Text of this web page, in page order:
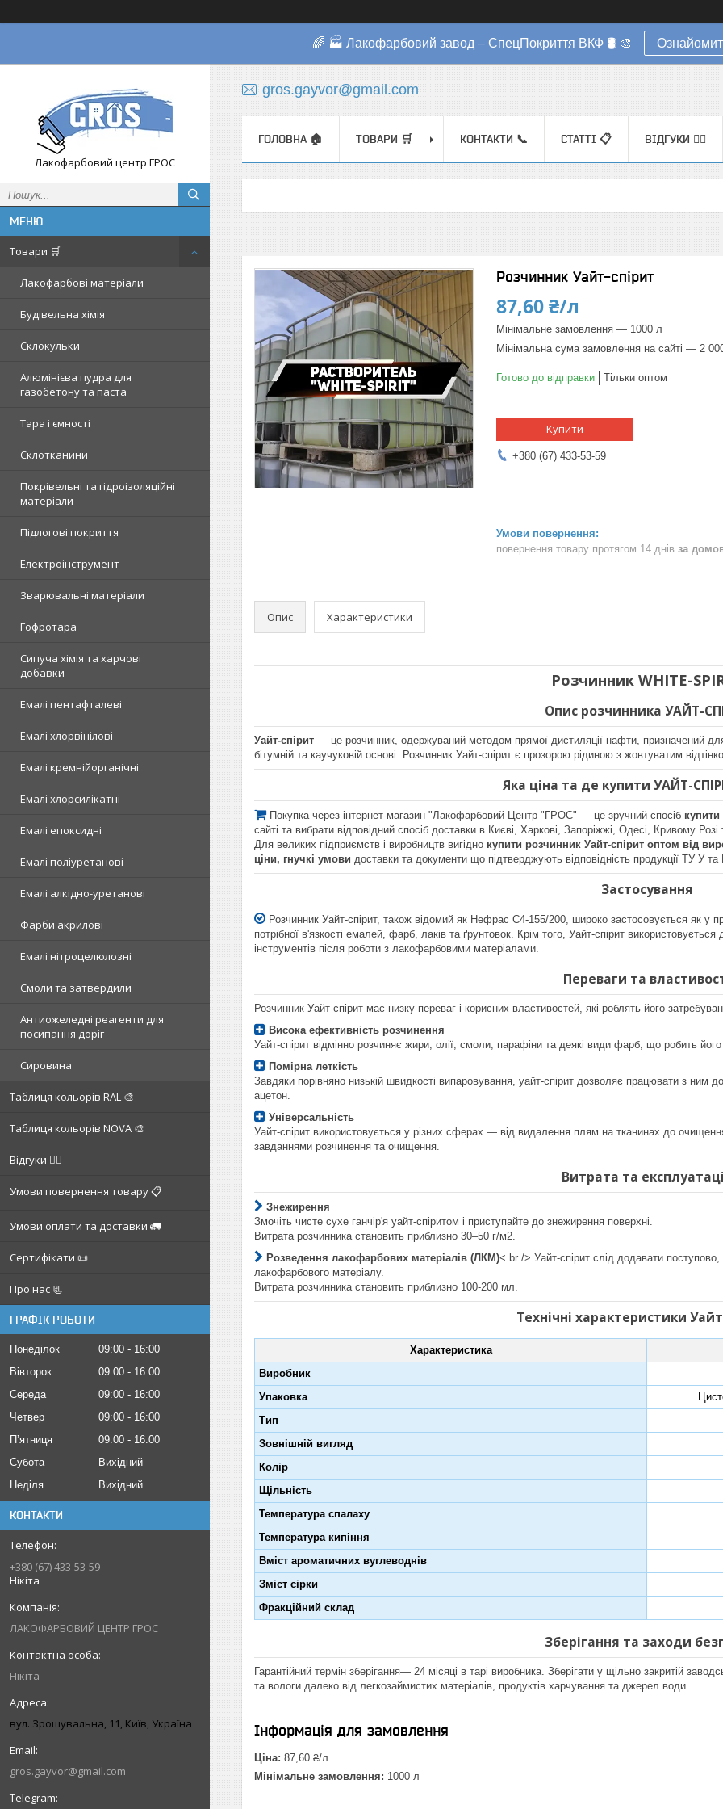
🌈 🏭 Лакофарбовий завод – СпецПокриття ВКФ 🛢️ 🎨
Лакофарбовий центр ГРОС
Товари 🛒
Лакофарбові матеріали
Будівельна хімія
Склокульки
Алюмінієва пудра для
газобетону та паста
Тара і ємності
Склотканини
Покрівельні та гідроізоляційні
матеріали
Підлогові покриття
Електроінструмент
Зварювальні матеріали
Гофротара
Сипуча хімія та харчові
добавки
Емалі пентафталеві
Емалі хлорвінілові
Емалі кремнійорганічні
Емалі хлорсилікатні
Емалі епоксидні
Емалі поліуретанові
Емалі алкідно-уретанові
Фарби акрилові
Емалі нітроцелюлозні
Смоли та затвердили
Антиожеледні реагенти для
посипання доріг
Сировина
Таблиця кольорів RAL 🎨
Таблиця кольорів NOVA 🎨
Відгуки ✍🏼
Умови повернення товару 📋
Умови оплати та доставки 🚛
Сертифікати 📜
Про нас 📃
ГРАФІК РОБОТИ
Понеділок 09:00
16:00
Вівторок
09:00
16:00
Середа
09:00
16:00
Четвер
09:00
16:00
Пʼятниця
09:00
16:00
Субота
Вихідний
Неділя
Вихідний
КОНТАКТИ
+380 (67) 433-53-59
Нікіта
ЛАКОФАРБОВИЙ ЦЕНТР ГРОС
Нікіта
вул. Зрошувальна, 11, Київ, Україна
gros.gayvor@gmail.com
gros.gayvor@gmail.com
ГОЛОВНА 🏠 ТОВАРИ 🛒 КОНТАКТИ 📞 СТАТТІ 📋 ВІДГУКИ ✍🏼
Розчинник Уайт-спірит
87,60 ₴/л
Мінімальне замовлення — 1000 л
Мінімальна сума замовлення на сайті — 2
Готово до відправки Тільки оптом
Купити
+380 (67) 433-53-59
повернення товару протягом 14 днів за
Опис Характеристики
Розчинник WHITE-
Опис розчинника УАЙТ-
Уайт-спірит — це розчинник, одержуваний методом прямої дистиляції нафти, призначений
бітумній та каучуковій основі. Розчинник Уайт-спірит є прозорою рідиною з жовтуватим
Яка ціна та де купити УАЙТ-
Покупка через інтернет-магазин "Лакофарбовий Центр "ГРОС" — це зручний спосіб купити
сайті та вибрати відповідний спосіб доставки в Києві, Харкові, Запоріжжі, Одесі, Кривому
Для великих підприємств і виробництв вигідно купити розчинник Уайт-спірит оптом від
ціни, гнучкі умови доставки та документи що підтверджують відповідність продукції ТУ У
Застосування
Розчинник Уайт-спірит, також відомий як Нефрас С4-155/200, широко застосовується як у
потрібної в'язкості емалей, фарб, лаків та ґрунтовок. Крім того, Уайт-спірит
інструментів після роботи з лакофарбовими матеріалами.
Переваги та
Розчинник Уайт-спірит має низку переваг і корисних властивостей, які роблять його
Висока ефективність розчинення
Уайт-спірит відмінно розчиняє жири, олії, смоли, парафіни та деякі види фарб, що робить
Помірна леткість
Завдяки порівняно низькій швидкості випаровування, уайт-спірит дозволяє працювати з
ацетон.
Універсальність
Уайт-спірит використовується у різних сферах — від видалення плям на тканинах до
завданнями розчинення та очищення.
Витрата та
Знежирення
Змочіть чисте сухе ганчір'я уайт-спіритом і приступайте до знежирення поверхні.
Витрата розчинника становить приблизно 30–50 г/м2.
Розведення лакофарбових матеріалів (ЛКМ)< br /> Уайт-спірит слід додавати
лакофарбового матеріалу.
Витрата розчинника становить приблизно 100-200 мл.
Технічні характеристики
Характеристика
Виробник
Упаковка
Тип
Зовнішній вигляд
Колір
Щільність
Температура спалаху
Температура кипіння
Вміст ароматичних вуглеводнів
Зміст сірки
Фракційний склад
Зберігання та заходи
Гарантійний термін зберігання— 24 місяці в тарі виробника. Зберігати у щільно закритій
та вологи далеко від легкозаймистих матеріалів, продуктів харчування та джерел води.
Інформація для замовлення
Ціна: 87,60 ₴/л
Мінімальне замовлення: 1000 л